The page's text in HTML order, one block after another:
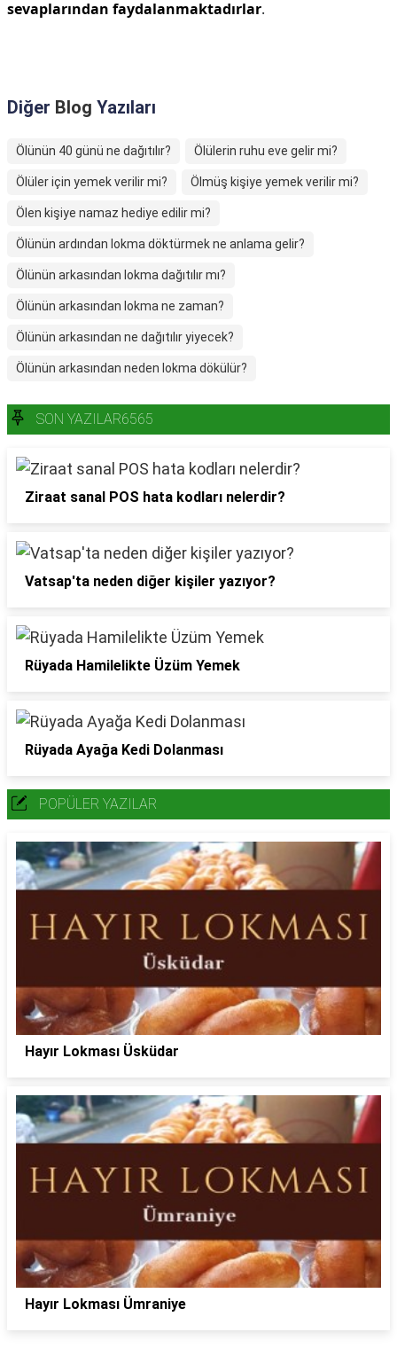
sevaplarından faydalanmaktadırlar.
Diğer Blog Yazıları
Ölünün 40 günü ne dağıtılır? Ölülerin ruhu eve gelir mi?
Ölüler için yemek verilir mi? Ölmüş kişiye yemek verilir mi?
Ölen kişiye namaz hediye edilir mi?
Ölünün ardından lokma döktürmek ne anlama gelir?
Ölünün arkasından lokma dağıtılır mı?
Ölünün arkasından lokma ne zaman?
Ölünün arkasından ne dağıtılır yiyecek?
Ölünün arkasından neden lokma dökülür?
SON YAZILAR6565
Ziraat sanal POS hata kodları nelerdir?
Vatsap'ta neden diğer kişiler yazıyor?
Rüyada Hamilelikte Üzüm Yemek
Rüyada Ayağa Kedi Dolanması
POPÜLER YAZILAR
Hayır Lokması Üsküdar
Hayır Lokması Ümraniye